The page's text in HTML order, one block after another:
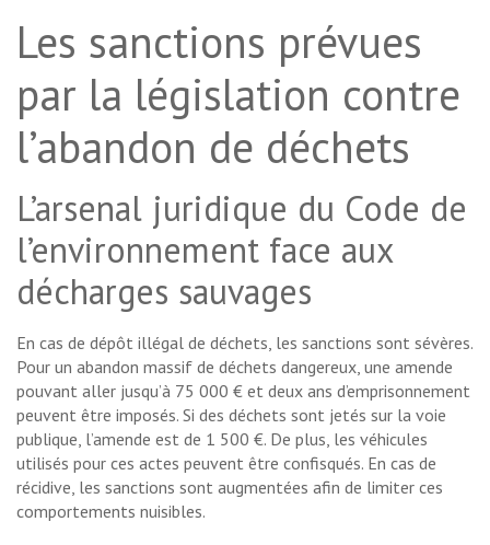
Les sanctions prévues
par la législation contre
l’abandon de déchets
L’arsenal juridique du Code de
l’environnement face aux
décharges sauvages
En cas de dépôt illégal de déchets, les sanctions sont sévères.
Pour un abandon massif de déchets dangereux, une amende
pouvant aller jusqu’à 75 000 € et deux ans d’emprisonnement
peuvent être imposés. Si des déchets sont jetés sur la voie
publique, l’amende est de 1 500 €. De plus, les véhicules
utilisés pour ces actes peuvent être confisqués. En cas de
récidive, les sanctions sont augmentées afin de limiter ces
comportements nuisibles.